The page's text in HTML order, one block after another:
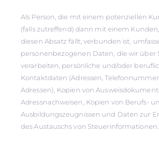
Als Person, die mit einem potenziellen
(falls zutreffend) dann mit einem
diesen Absatz fällt, verbunden ist,
personenbezogenen Daten, die wir über
verarbeiten, persönliche und/oder
Kontaktdaten (Adressen,
Adressen), Kopien von
Adressnachweisen, Kopien von Berufs-
Ausbildungszeugnissen und Daten zur
des Austauschs von Steuerinformationen.